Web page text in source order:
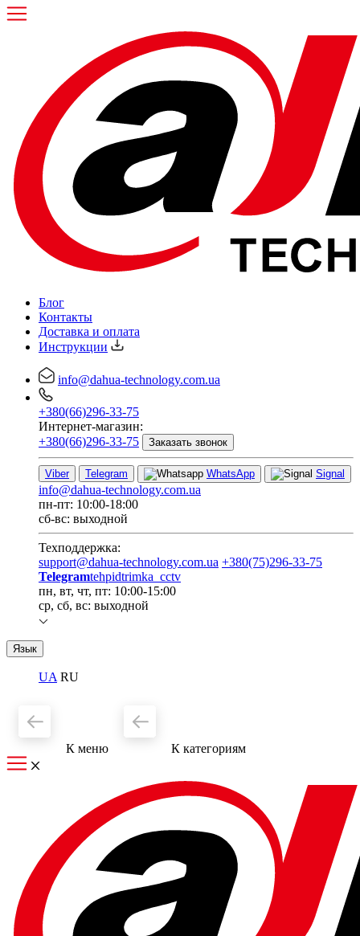
Блог
Контакты
Доставка и оплата
Инструкции
info@dahua-technology.com.ua
+380(66)296-33-75
Интернет-магазин:
+380(66)296-33-75
Заказать звонок
Viber Telegram WhatsApp Signal
info@dahua-technology.com.ua
пн-пт: 10:00-18:00
сб-вс: выходной
Техподдержка:
support@dahua-technology.com.ua +380(75)296-33-75
Telegramtehpidtrimka_cctv
пн, вт, чт, пт: 10:00-15:00
ср, сб, вс: выходной
Язык
UA RU
К меню К категориям